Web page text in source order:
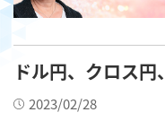
ドル円、クロス円
2023/02/28